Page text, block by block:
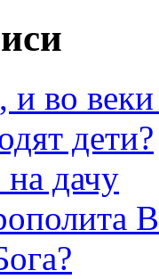
и во веки
дети?
дачу